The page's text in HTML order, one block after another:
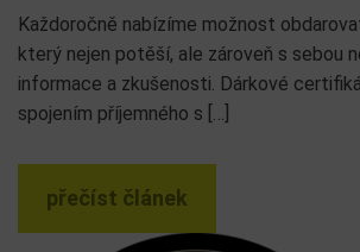
Každoročně nabízíme možnost
který nejen potěší, ale zároveň s sebou
informace a zkušenosti. Dárkové
spojením příjemného s […]
přečíst článek